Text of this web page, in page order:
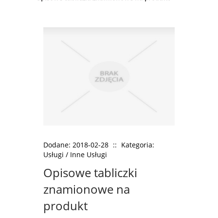
Dodane: 2018-02-28 :: Kategoria:
Usługi / Inne Usługi
Opisowe tabliczki
znamionowe na
produkt